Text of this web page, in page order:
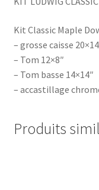
Kit Classic Maple
– grosse caisse
– Tom 12×8″
– Tom basse 14×14″
– accastillage
Produits